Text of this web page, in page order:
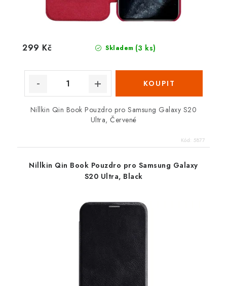
Skladem (3 ks)
299 Kč
Nillkin Qin Book Pouzdro pro Samsung Galaxy S20
Ultra, Červené
Kód: 5877
Nillkin Qin Book Pouzdro pro Samsung Galaxy
S20 Ultra, Black